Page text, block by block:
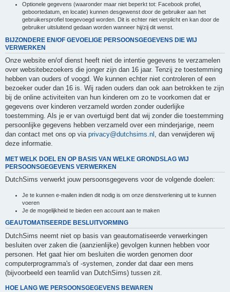
Optionele gegevens (waaronder maar niet beperkt tot: Facebook profiel,
geboortedatum, en locatie) kunnen desgewenst door de gebruiker aan het
gebruikersprofiel toegevoegd worden. Dit is echter niet verplicht en kan door de
gebruiker uitsluitend gedaan worden wanneer hij/zij dit wenst.
BIJZONDERE EN/OF GEVOELIGE PERSOONSGEGEVENS DIE WIJ
VERWERKEN
Onze website en/of dienst heeft niet de intentie gegevens te verzamelen
over websitebezoekers die jonger zijn dan 16 jaar. Tenzij ze toestemming
hebben van ouders of voogd. We kunnen echter niet controleren of een
bezoeker ouder dan 16 is. Wij raden ouders dan ook aan betrokken te zijn
bij de online activiteiten van hun kinderen om zo te voorkomen dat er
gegevens over kinderen verzameld worden zonder ouderlijke
toestemming. Als je er van overtuigd bent dat wij zonder die toestemming
persoonlijke gegevens hebben verzameld over een minderjarige, neem
dan contact met ons op via privacy@dutchsims.nl , dan verwijderen wij
deze informatie.
MET WELK DOEL EN OP BASIS VAN WELKE GRONDSLAG WIJ
PERSOONSGEGEVENS VERWERKEN
DutchSims verwerkt jouw persoonsgegevens voor de volgende doelen:
Je te kunnen e-mailen indien dit nodig is om onze dienstverlening uit te kunnen
voeren
Je de mogelijkheid te bieden een account aan te maken
GEAUTOMATISEERDE BESLUITVORMING
DutchSims neemt niet op basis van geautomatiseerde verwerkingen
besluiten over zaken die (aanzienlijke) gevolgen kunnen hebben voor
personen. Het gaat hier om besluiten die worden genomen door
computerprogramma's of -systemen, zonder dat daar een mens
(bijvoorbeeld een teamlid van DutchSims) tussen zit.
HOE LANG WE PERSOONSGEGEVENS BEWAREN